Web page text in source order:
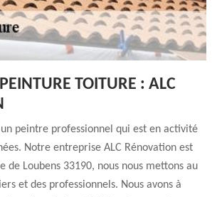
TOITURE : ALC
un peintre professionnel qui est en activité
Notre entreprise ALC Rénovation est
de Loubens 33190, nous nous mettons au
et des professionnels. Nous avons à